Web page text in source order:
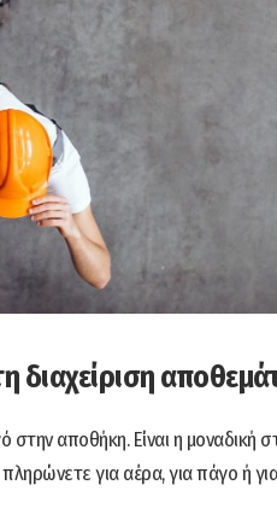
διαχείριση
αποθήκη. Είναι η μοναδική
για αέρα, για πάγο ή